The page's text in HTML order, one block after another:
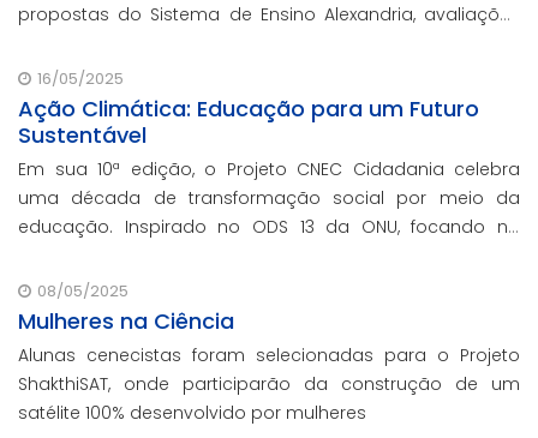
propostas do Sistema de Ensino Alexandria, avaliações
escolar e parcerias com prefeituras durante ev
16/05/2025
Ação Climática: Educação para um Futuro
Sustentável
Em sua 10ª edição, o Projeto CNEC Cidadania celebra
uma década de transformação social por meio da
educação. Inspirado no ODS 13 da ONU, focando no
promoção da sustentabilidade.
08/05/2025
Mulheres na Ciência
Alunas cenecistas foram selecionadas para o Projeto
ShakthiSAT, onde participarão da construção de um
satélite 100% desenvolvido por mulheres